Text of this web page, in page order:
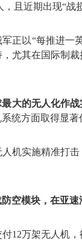
且近期出现“战
正以“‌每推进一
尤其在国际制
大的‌无人化作战
统方面取得显著
机实施精准打
空模块，在亚速
‌12万架无人机‌